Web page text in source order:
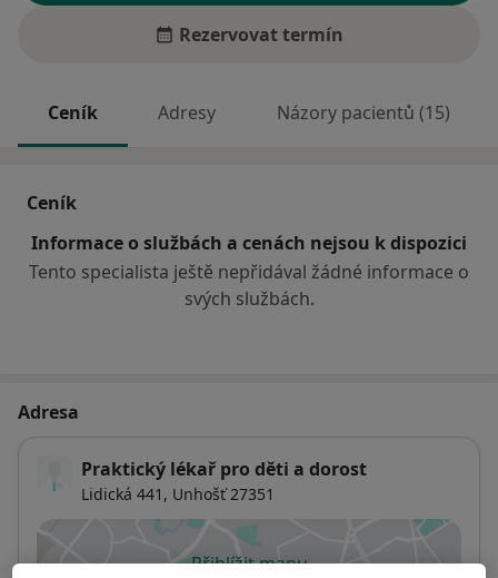
Rezervovat termín
Ceník Adresy Názory pacientů (15)
Ceník
Informace o službách a cenách nejsou k dispozici
Tento specialista ještě nepřidával žádné informace o
svých službách.
Adresa
Praktický lékař pro děti a dorost
Lidická 441, Unhošť27351
Přiblížit mapu